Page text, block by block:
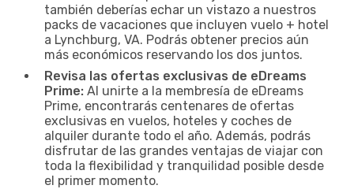
también deberías echar un vistazo a nuestros
packs de vacaciones que incluyen vuelo + hotel
a Lynchburg, VA. Podrás obtener precios aún
más económicos reservando los dos juntos.
Revisa las ofertas exclusivas de eDreams
Prime: Al unirte a la membresía de eDreams
Prime, encontrarás centenares de ofertas
exclusivas en vuelos, hoteles y coches de
alquiler durante todo el año. Además, podrás
disfrutar de las grandes ventajas de viajar con
toda la flexibilidad y tranquilidad posible desde
el primer momento.